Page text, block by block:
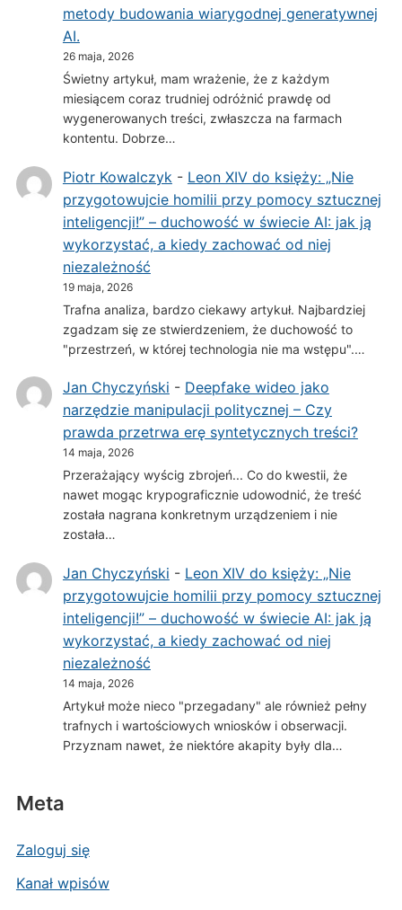
metody budowania wiarygodnej generatywnej
AI.
26 maja, 2026
Świetny artykuł, mam wrażenie, że z każdym
miesiącem coraz trudniej odróżnić prawdę od
wygenerowanych treści, zwłaszcza na farmach
kontentu. Dobrze…
Piotr Kowalczyk - Leon XIV do księży: „Nie
przygotowujcie homilii przy pomocy sztucznej
inteligencji!” – duchowość w świecie AI: jak ją
wykorzystać, a kiedy zachować od niej
niezależność
19 maja, 2026
Trafna analiza, bardzo ciekawy artykuł. Najbardziej
zgadzam się ze stwierdzeniem, że duchowość to
"przestrzeń, w której technologia nie ma wstępu".…
Jan Chyczyński - Deepfake wideo jako
narzędzie manipulacji politycznej – Czy
prawda przetrwa erę syntetycznych treści?
14 maja, 2026
Przerażający wyścig zbrojeń... Co do kwestii, że
nawet mogąc krypograficznie udowodnić, że treść
została nagrana konkretnym urządzeniem i nie
została…
Jan Chyczyński - Leon XIV do księży: „Nie
przygotowujcie homilii przy pomocy sztucznej
inteligencji!” – duchowość w świecie AI: jak ją
wykorzystać, a kiedy zachować od niej
niezależność
14 maja, 2026
Artykuł może nieco "przegadany" ale również pełny
trafnych i wartościowych wniosków i obserwacji.
Przyznam nawet, że niektóre akapity były dla…
Meta
Zaloguj się
Kanał wpisów